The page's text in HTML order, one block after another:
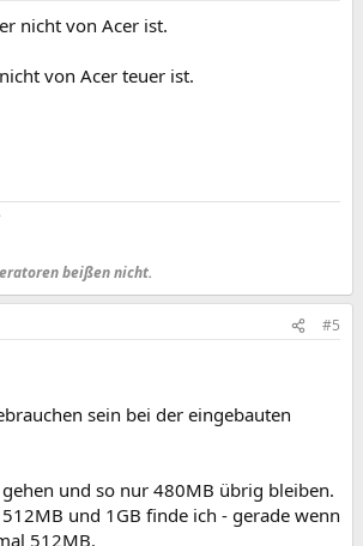
nicht von Acer ist.
von Acer teuer ist.
beißen nicht.
#5
sein bei der eingebauten
und so nur 480MB übrig bleiben.
und 1GB finde ich - gerade wenn
512MB.